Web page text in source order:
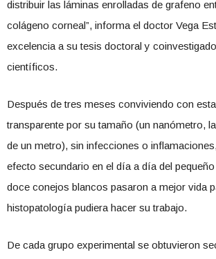
distribuir las láminas enrolladas de grafeno
colágeno corneal”, informa el doctor Vega
excelencia a su tesis doctoral y
científicos.
Después de tres meses conviviendo con
transparente por su tamaño (un nanómetro,
de un metro), sin infecciones o
efecto secundario en el día a día del
doce conejos blancos pasaron a mejor vida
histopatología pudiera hacer su trabajo.
De cada grupo experimental se obtuvieron